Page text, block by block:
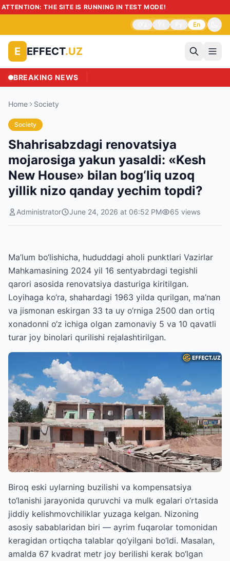
En
E EFFECT.UZ
BREAKING NEWS
Home Society
Society
Shahrisabzdagi renovatsiya
mojarosiga yakun yasaldi: «Kesh
New House» bilan bog‘liq uzoq
yillik nizo qanday yechim topdi?
Administrator June 24, 2026 at 06:52 PM 65 views
Ma’lum bo‘lishicha, hududdagi aholi punktlari Vazirlar
Mahkamasining 2024 yil 16 sentyabrdagi tegishli
qarori asosida renovatsiya dasturiga kiritilgan.
Loyihaga ko‘ra, shahardagi 1963 yilda qurilgan, ma’nan
va jismonan eskirgan 33 ta uy o‘rniga 2500 dan ortiq
xonadonni o‘z ichiga olgan zamonaviy 5 va 10 qavatli
turar joy binolari qurilishi rejalashtirilgan.
Biroq eski uylarning buzilishi va kompensatsiya
to‘lanishi jarayonida quruvchi va mulk egalari o‘rtasida
jiddiy kelishmovchiliklar yuzaga kelgan. Nizoning
asosiy sabablaridan biri — ayrim fuqarolar tomonidan
keragidan ortiqcha talablar qo‘yilgani bo‘ldi. Masalan,
amalda 67 kvadrat metr joy berilishi kerak bo‘lgan